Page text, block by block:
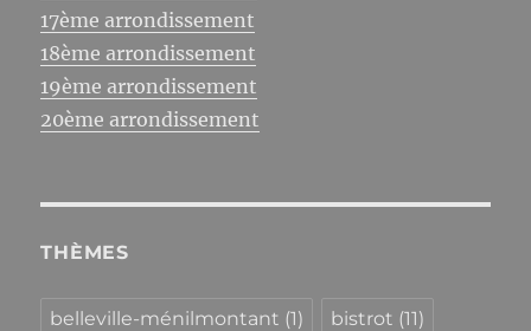
17ème arrondissement
18ème arrondissement
19ème arrondissement
20ème arrondissement
THÈMES
belleville-ménilmontant (1) bistrot (11)